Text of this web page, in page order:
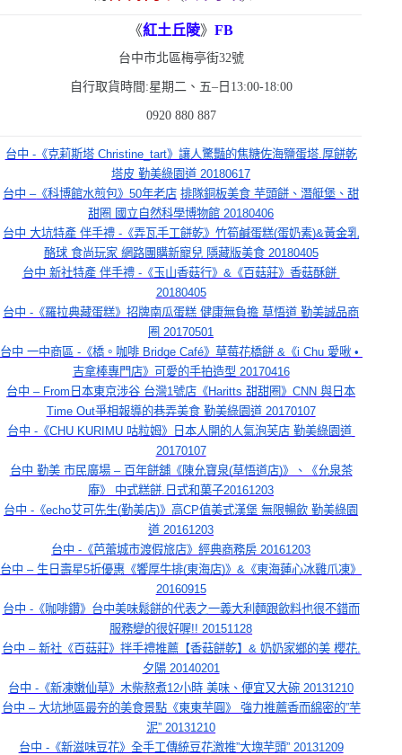
《紅土丘陵》FB
台中市北區梅亭街32號
自行取貨時間:星期二、五–日 13:00-18:00
0920 880 887
台中 -《克莉斯塔 Christine_tart》讓人驚豔的焦糖佐海鹽蛋塔.厚餅乾
塔皮 勤美綠園道 20180617
台中 –《科博館水煎包》50年老店 排隊銅板美食 芋頭餅、潛艇堡、甜
甜圈 國立自然科學博物館 20180406
台中 大坑特產 伴手禮 -《弄瓦手工餅乾》竹筍鹹蛋糕(蛋奶素)&黃金乳
酪球 食尚玩家 網路團購新寵兒 隱藏版美食 20180405
台中 新社特產 伴手禮 -《玉山香菇行》&《百菇莊》香菇酥餅
20180405
台中 -《羅拉典藏蛋糕》招牌南瓜蛋糕 健康無負擔 草悟道 勤美誠品商
圈 20170501
台中 一中商區 -《橋。咖啡 Bridge Café》草莓花橋餅 &《i Chu 愛啾 •
吉拿棒專門店》可愛的手拍造型 20170416
台中 – From日本東京涉谷 台灣1號店《Haritts 甜甜圈》CNN 與日本
Time Out爭相報導的巷弄美食 勤美綠園道 20170107
台中 -《CHU KURIMU 咕粒姆》日本人開的人氣泡芙店 勤美綠園道
20170107
台中 勤美 市民廣場 – 百年餅舖《陳允寶泉(草悟道店)》、《允泉茶
庵》 中式糕餅.日式和菓子20161203
台中 -《echo艾可先生(勤美店)》高CP值美式漢堡 無限暢飲 勤美綠園
道 20161203
台中 -《芭蕾城市渡假旅店》經典商務房 20161203
台中 – 生日壽星5折優惠《饗厚牛排(東海店)》&《東海蓮心冰雞爪凍》
20160915
台中 -《咖啡鑽》台中美味鬆餅的代表之一義大利麵跟飲料也很不錯而
服務變的很好喔!! 20151128
台中 – 新社《百菇莊》拌手禮推薦【香菇餅乾】& 奶奶家鄉的美 櫻花.
夕陽 20140201
台中 -《新凍嫩仙草》木柴熬煮12小時 美味、便宜又大碗 20131210
台中 – 大坑地區最夯的美食景點《東東芋圓》 強力推薦香而綿密的”芋
泥” 20131210
台中 -《新滋味豆花》全手工傳統豆花激推”大塊芋頭” 20131209